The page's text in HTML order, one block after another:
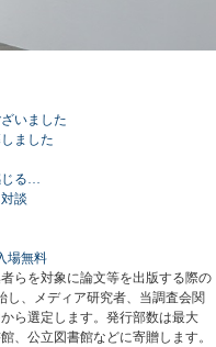
いました
ました
る…
談
場無料
らを対象に論文等を出版する際の
し、メディア研究者、当調査会関
ら選定します。発行部数は最大
、公立図書館などに寄贈します。